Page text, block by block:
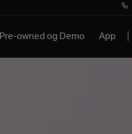
Pre-owned og Demo App